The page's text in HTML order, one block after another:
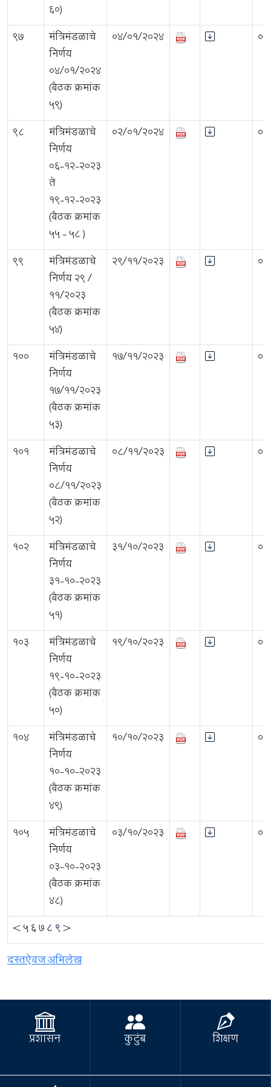
<56789>
६०)
97
मंत्रिमंडळाचे
निर्णय
०४/०१/२०२४
(बैठक क्रमांक
५९)
04/01/2024
98
मंत्रिमंडळाचे
निर्णय
०६-१२-२०२३
ते
१९-१२-२०२३
(बैठक क्रमांक
५५ - ५८ )
02/01/2024
99
मंत्रिमंडळाचे
निर्णय २९ /
११/२०२३
(बैठक क्रमांक
५४)
29/11/2023
100
मंत्रिमंडळाचे
निर्णय
१७/११/२०२३
(बैठक क्रमांक
५३)
17/11/2023
101
मंत्रिमंडळाचे
निर्णय
०८/११/२०२३
(बैठक क्रमांक
५२)
08/11/2023
102
मंत्रिमंडळाचे
निर्णय
३१-१०-२०२३
(बैठक क्रमांक
५१)
31/10/2023
103
मंत्रिमंडळाचे
निर्णय
19-१०-२०२३
(बैठक क्रमांक
50)
19/10/2023
104
मंत्रिमंडळाचे
निर्णय
1०-१०-२०२३
(बैठक क्रमांक
49)
10/10/2023
105
मंत्रिमंडळाचे
निर्णय
०३-१०-२०२३
(बैठक क्रमांक
48)
03/10/2023
दस्तऐवज अभिलेख
प्रशासन कुटुंब शिक्षण